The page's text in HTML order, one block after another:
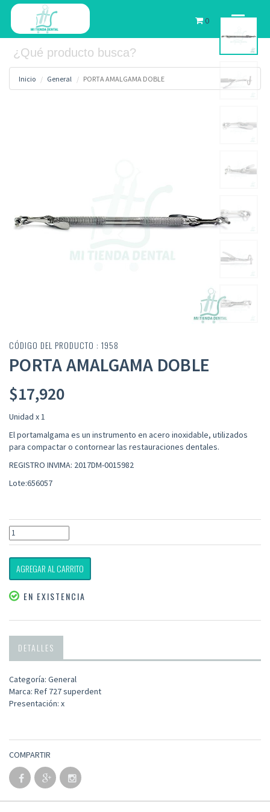
Toggle
0
Inicio General PORTA AMALGAMA DOBLE
CÓDIGO DEL PRODUCTO : 1958
PORTA AMALGAMA DOBLE
$17,920
Unidad x 1
El portamalgama es un instrumento en acero inoxidable, utilizados
para compactar o contornear las restauraciones dentales.
REGISTRO INVIMA: 2017DM-0015982
Lote:656057
AGREGAR AL CARRITO
EN EXISTENCIA
DETALLES
Categoría: General
Marca: Ref 727 superdent
Presentación: x
COMPARTIR